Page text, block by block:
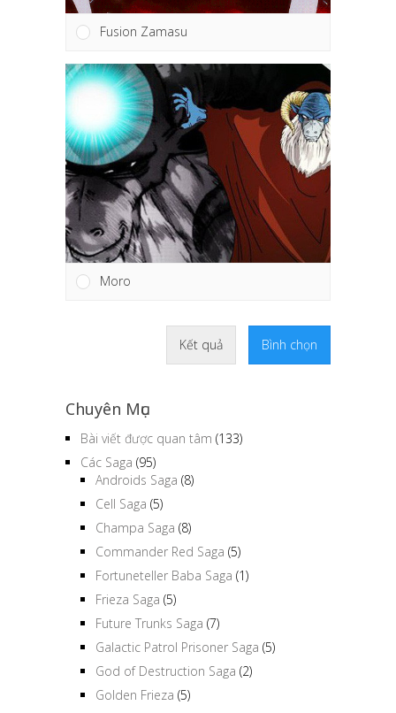
Fusion Zamasu
Moro
Kết quả Bình chọn
Chuyên Mục
Bài viết được quan tâm (133)
Các Saga (95)
Androids Saga (8)
Cell Saga (5)
Champa Saga (8)
Commander Red Saga (5)
Fortuneteller Baba Saga (1)
Frieza Saga (5)
Future Trunks Saga (7)
Galactic Patrol Prisoner Saga (5)
God of Destruction Saga (2)
Golden Frieza (5)